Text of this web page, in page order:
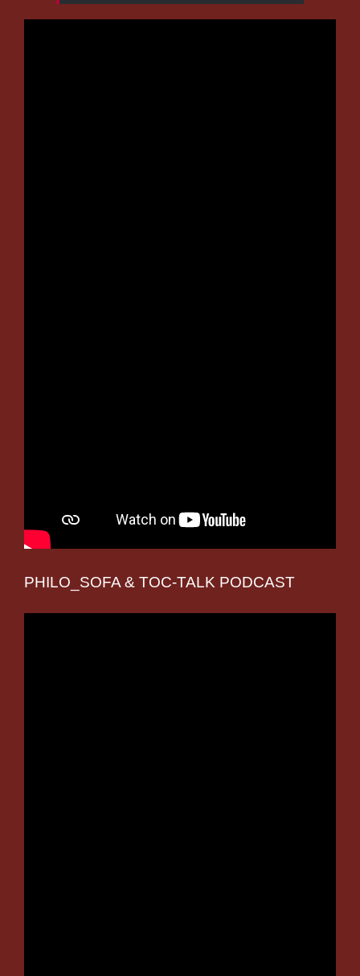
PHILO_SOFA & TOC-TALK PODCAST